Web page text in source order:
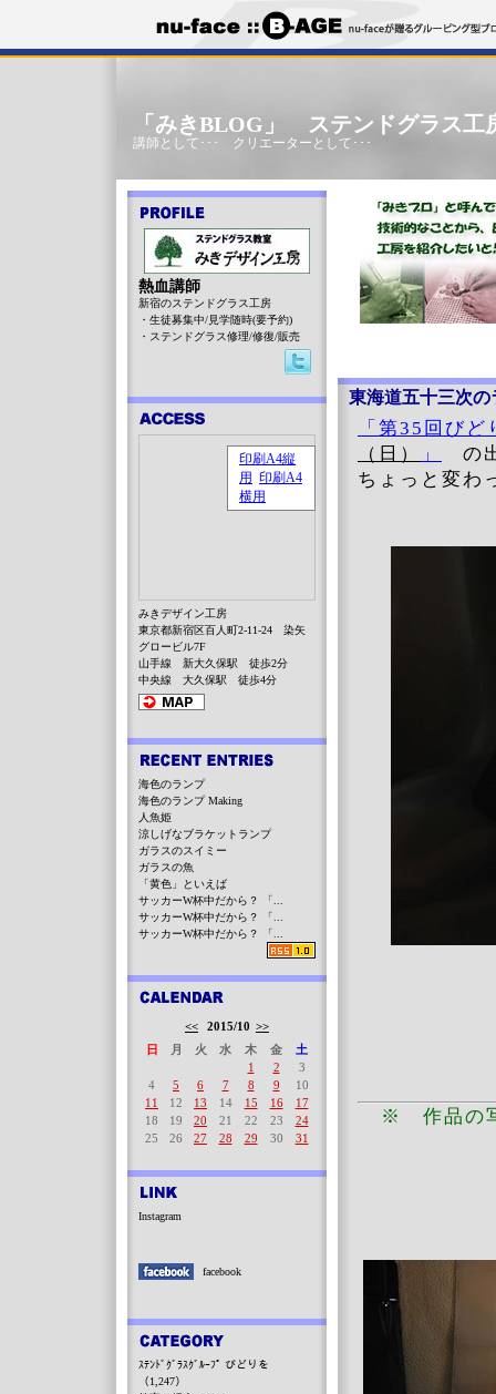
「みきBLOG」 ステンドグラス工
講師として･･･ クリエーターとして･･･
東海道五十三次の
「第35回び
（日）
」
の
ちょっと変わ
※ 作品の写
熱血講師
新宿のステンドグラス工房
・生徒募集中/見学随時(要予約)
・ステンドグラス修理/修復/販売
みきデザイン工房
東京都新宿区百人町2-11-24 染矢
グロービル7F
山手線 新大久保駅 徒歩2分
中央線 大久保駅 徒歩4分
海色のランプ
海色のランプ Making
人魚姫
涼しげなブラケットランプ
ガラスのスイミー
ガラスの魚
「黄色」といえば
サッカーW杯中だから？ 「...
サッカーW杯中だから？ 「...
サッカーW杯中だから？ 「...
<< 2015/10 >>
日
月 火 水 木 金
土
1
2
3
4
5 6 7 8 9
10
11
12 13 14 15 16
17
18
19 20 21 22 23
24
25
26 27 28 29 30 31
Instagram
facebook
ｽﾃﾝﾄﾞｸﾞﾗｽｸﾞﾙｰﾌﾟ びどりを
（1,247）